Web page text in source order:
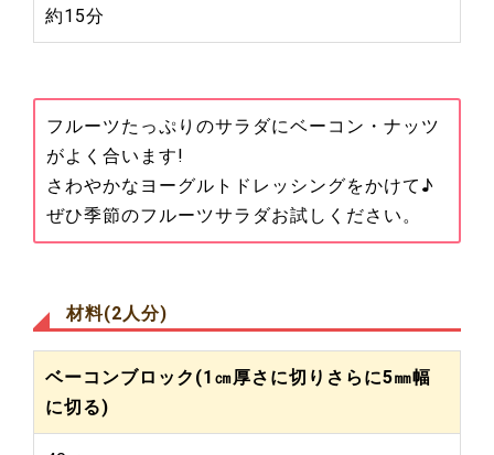
約15分
フルーツたっぷりのサラダにベーコン・ナッツ
がよく合います!
さわやかなヨーグルトドレッシングをかけて♪
ぜひ季節のフルーツサラダお試しください。
材料(2人分)
ベーコンブロック(1㎝厚さに切りさらに5㎜幅
に切る)